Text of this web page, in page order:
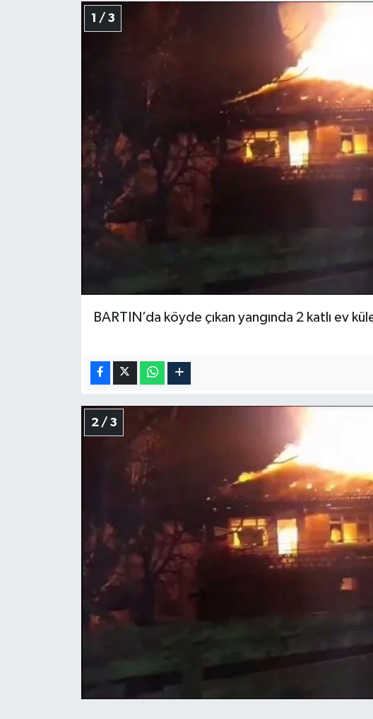
1 / 3
BARTIN’da köyde çıkan yangında 2 katlı ev
2 / 3